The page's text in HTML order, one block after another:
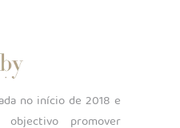
no início de 2018 e
promover